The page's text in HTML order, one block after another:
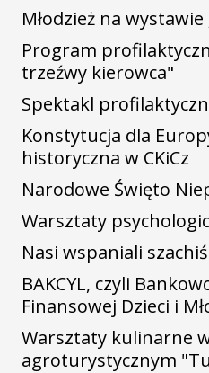
Młodzież na
Program
trzeźwy kierowca"
Spektakl
Konstytucja dla
historyczna w CKiCz
Narodowe Święto
Warsztaty
Nasi wspaniali
BAKCYL, czyli
Finansowej Dzieci i
Warsztaty kulinarne
agroturystycznym